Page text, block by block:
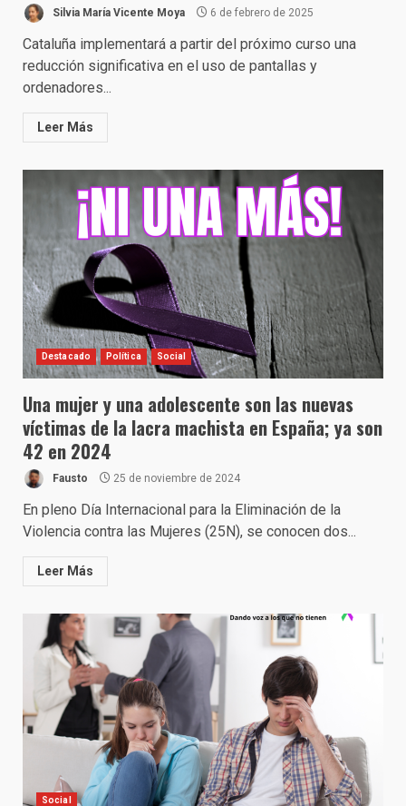
Silvia María Vicente Moya 6 de febrero de 2025
Cataluña implementará a partir del próximo curso una
reducción significativa en el uso de pantallas y
ordenadores...
Leer Más
Destacado Política Social
Una mujer y una adolescente son las nuevas
víctimas de la lacra machista en España; ya son
42 en 2024
Fausto 25 de noviembre de 2024
En pleno Día Internacional para la Eliminación de la
Violencia contra las Mujeres (25N), se conocen dos...
Leer Más
Social